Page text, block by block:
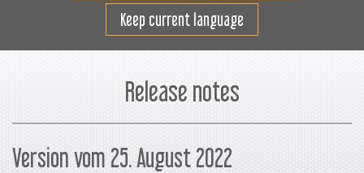
Keep current language
Effizientes Laden
Release notes
Version vom 25. August 2022